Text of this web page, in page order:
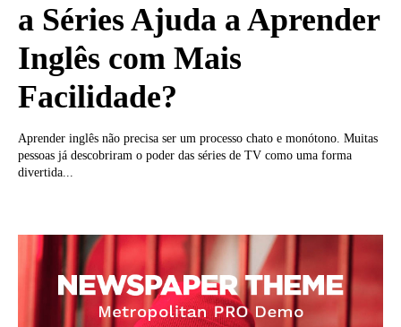
a Séries Ajuda a Aprender
Inglês com Mais
Facilidade?
Aprender inglês não precisa ser um processo chato e monótono. Muitas
pessoas já descobriram o poder das séries de TV como uma forma
divertida...